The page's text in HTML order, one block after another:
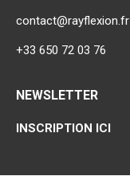
contact@rayflexion.fr
+33 650 72 03 76
NEWSLETTER
INSCRIPTION ICI